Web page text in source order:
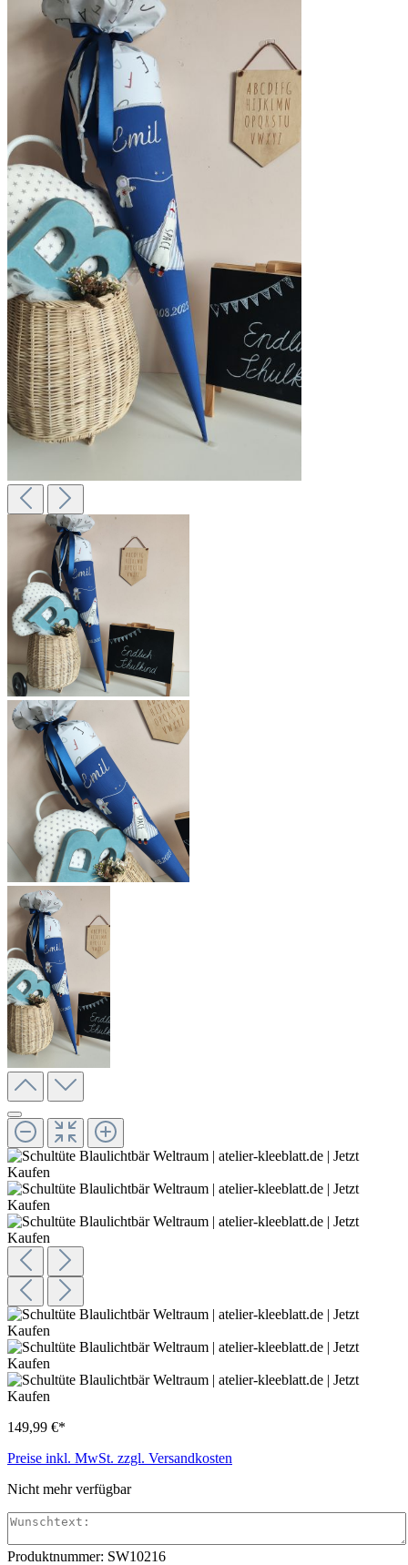
149,99 €*
Preise inkl. MwSt. zzgl. Versandkosten
Nicht mehr verfügbar
Produktnummer: SW10216